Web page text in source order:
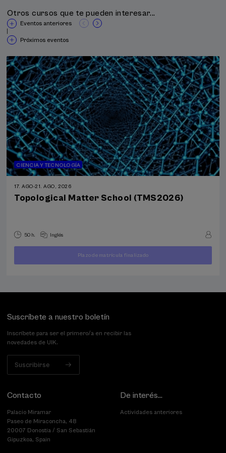
Otros cursos que te pueden interesar...
Eventos anteriores
Próximos eventos
CIENCIA Y TECNOLOGÍA
17. AGO-21. AGO, 2026
Topological Matter School (TMS2026)
50 h. Inglés
... DESDE400
Últimas
plazas
Gratuito
Fecha
pasada
Plazo de matrícula finalizado
Suscríbete a nuestro boletín
Inscríbete para ser el primero/a en recibir las
novedades de UIK.
Suscribirse
Contacto
Palacio Miramar
Paseo de Miraconcha, 48
20007 Donostia / San Sebastián
Gipuzkoa, Spain
De interés...
Actividades anteriores